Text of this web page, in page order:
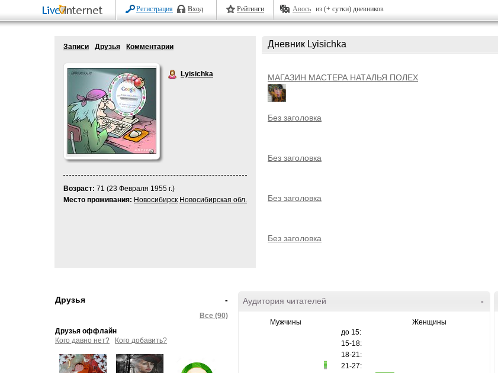
Регистрация Вход Рейтинги Авось из (+ сутки) дневников
Записи Друзья Комментарии
Lyisichka
Возраст: 71 (23 Февраля 1955 г.)
Место проживания: Новосибирск Новосибирская обл.
Дневник Lyisichka
МАГАЗИН МАСТЕРА НАТАЛЬЯ ПОЛЕХ
Без заголовка
Без заголовка
Без заголовка
Без заголовка
-
Друзья
Все (90)
Друзья оффлайн
Кого давно нет?
Кого добавить?
-
Аудитория читателей
Мужчины
Женщины
до 15:
15-18:
18-21:
21-27: